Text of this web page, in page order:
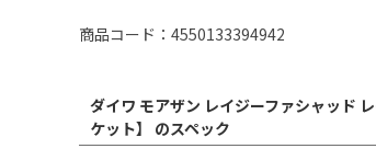
商品コード：4550133394942
ダイワ モアザン レイジーファシャッド
ケット】 のスペック